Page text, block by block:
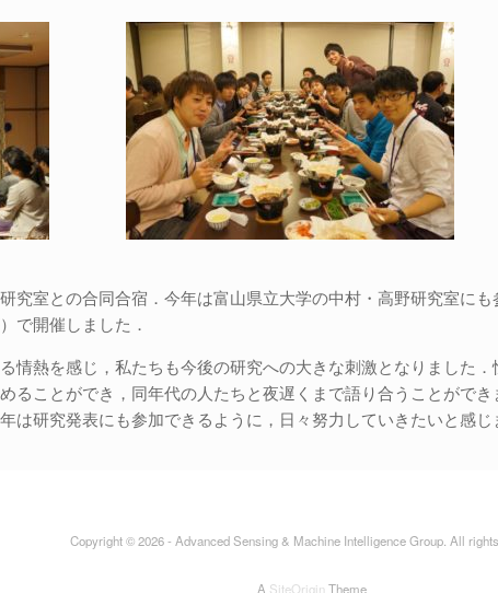
究室との合同合宿．今年は富山県立大学の中村・高野研究室に
で開催しました．
情熱を感じ，私たちも今後の研究への大きな刺激となりました
ることができ，同年代の人たちと夜遅くまで語り合うことがで
は研究発表にも参加できるように，日々努力していきたいと感じ
Copyright © 2026 - Advanced Sensing & Machine Intelligence Group. All
A SiteOrigin Theme